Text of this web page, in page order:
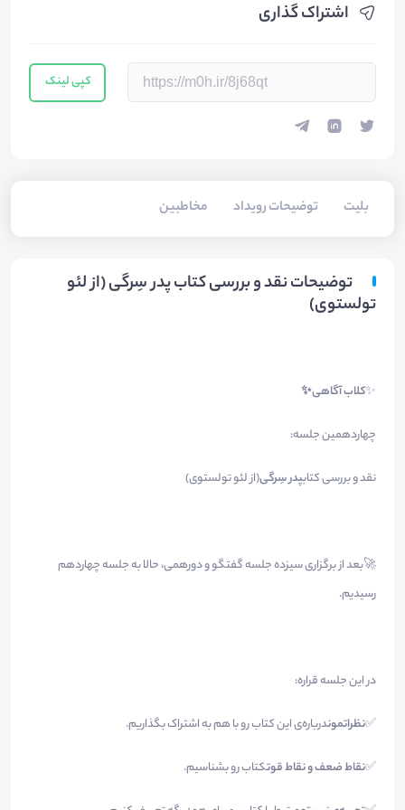
اشتراک گذاری
کپی لینک
بلیت‌ توضیحات رویداد مخاطبین
توضیحات نقد و بررسی کتاب پدر سِرگی (از لئو
تولستوی)
✨کلاب آگاهی✨
چهاردهمین جلسه:
نقد و بررسی کتابپدر سِرگی(از لئو تولستوی)
🚀بعد از برگزاری سیزده جلسه گفتگو و دورهمی، حالا به جلسه چهاردهم
رسیدیم.
در این جلسه قراره:
✅نظراتموندرباره‌ی این کتاب رو با هم به اشتراک بگذاریم.
✅نقاط ضعف و نقاط قوتکتاب رو بشناسیم.